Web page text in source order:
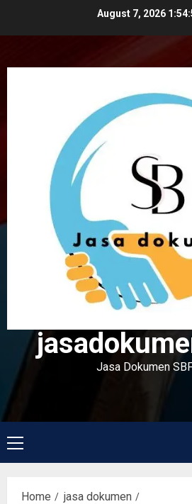
August 7, 2026
Jasa Dokumen
Primary
Menu
Home
jasa dokumen